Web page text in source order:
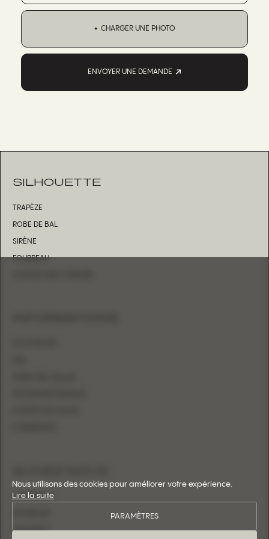
CHARGER UNE PHOTO
ENVOYER UNE DEMANDE
SILHOUETTE
TRAPÈZE
ROBE DE BAL
SIRÈNE
FOURREAU
INSTAGRAM
PINTEREST
Nous utilisons des cookies pour améliorer votre expérience.
Lire la suite
PARAMÈTRES